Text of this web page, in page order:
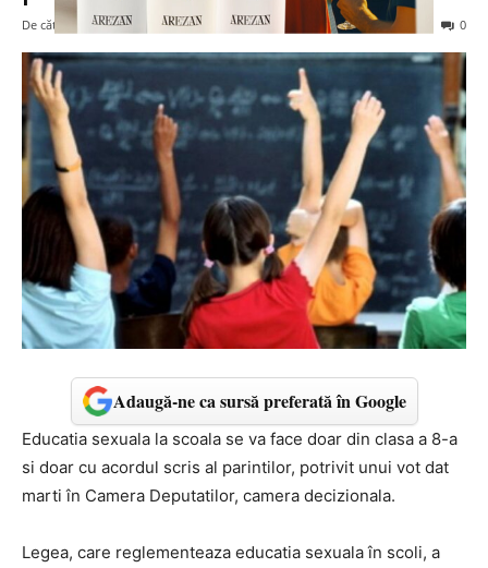
De către Eva MIRON 22 iunie 2022 0
Adaugă-ne ca sursă preferată în Google
Educatia sexuala la scoala se va face doar din clasa a 8-a
si doar cu acordul scris al parintilor, potrivit unui vot dat
marti în Camera Deputatilor, camera decizionala.
Legea, care reglementeaza educatia sexuala în scoli, a